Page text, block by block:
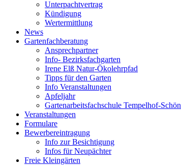
Unterpachtvertrag
Kündigung
Wertermittlung
News
Gartenfachberatung
Ansprechpartner
Info- Bezirksfachgarten
Irene Elß Natur-Ökolehrpfad
Tipps für den Garten
Info Veranstaltungen
Apfeljahr
Gartenarbeitsfachschule Tempelhof-
Veranstaltungen
Formulare
Bewerbereintragung
Info zur Besichtigung
Infos für Neupächter
Freie Kleingärten